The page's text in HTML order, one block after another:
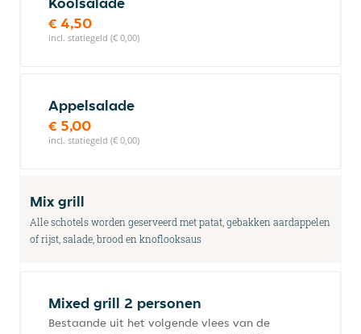
€ 4,50
incl. statiegeld (€ 0,00)
Appelsalade
€ 5,00
incl. statiegeld (€ 0,00)
Mix grill
Alle schotels worden geserveerd met patat, gebakken aardappelen
of rijst, salade, brood en knoflooksaus
Mixed grill 2 personen
Bestaande uit het volgende vlees van de